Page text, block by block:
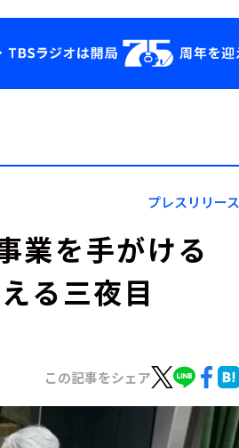
YouTube
会社情報プレスリリース
業を手がける
る三夜目
この記事をシェア